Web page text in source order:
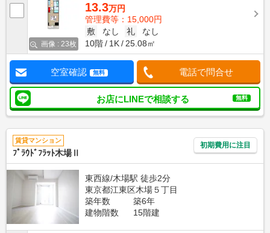
画像 : 23枚
13.3万円
管理費等：15,000円
敷
なし 礼
なし
10階
1K 25.08㎡
空室確認 無料 電話で問合せ
お店にLINEで相談する 無料
賃貸マンション
ﾌﾟﾗｳﾄﾞﾌﾗｯﾄ木場Ⅱ
初期費用に注目
東西線/木場駅 徒歩2分
東京都江東区木場５丁目
築年数
築6年
建物階数
15階建